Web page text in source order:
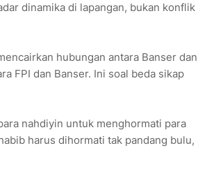
dinamika di lapangan, bukan konflik
hubungan antara Banser dan
FPI dan Banser. Ini soal beda sikap
nahdiyin untuk menghormati para
harus dihormati tak pandang bulu,